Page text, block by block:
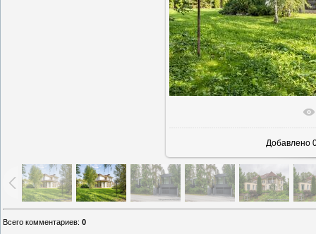
В
Добавлено
Всего комментариев: 0